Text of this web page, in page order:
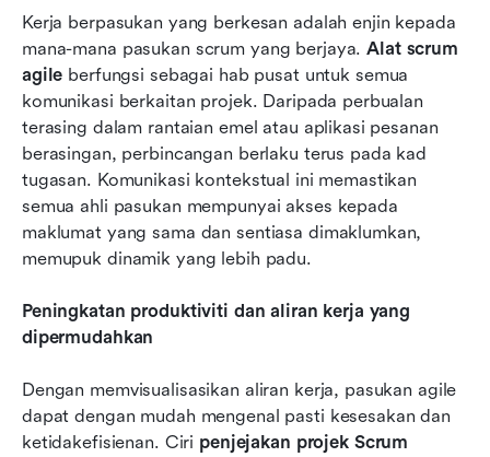
Kerja berpasukan yang berkesan adalah enjin kepada
mana-mana pasukan scrum yang berjaya. Alat scrum
agile berfungsi sebagai hab pusat untuk semua
komunikasi berkaitan projek. Daripada perbualan
terasing dalam rantaian emel atau aplikasi pesanan
berasingan, perbincangan berlaku terus pada kad
tugasan. Komunikasi kontekstual ini memastikan
semua ahli pasukan mempunyai akses kepada
maklumat yang sama dan sentiasa dimaklumkan,
memupuk dinamik yang lebih padu.
Peningkatan produktiviti dan aliran kerja yang
dipermudahkan
Dengan memvisualisasikan aliran kerja, pasukan agile
dapat dengan mudah mengenal pasti kesesakan dan
ketidakefisienan. Ciri penjejakan projek Scrum